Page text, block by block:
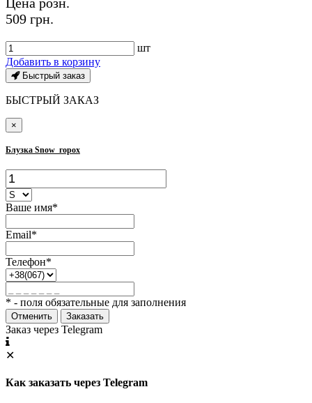
509 грн.
шт
Добавить в корзину
Быстрый заказ
БЫСТРЫЙ ЗАКАЗ
×
Блузка Snow_горох
Ваше имя*
Email*
Телефон*
* - поля обязательные для заполнения
Отменить Заказать
Заказ через Telegram
✕
Как заказать через Telegram